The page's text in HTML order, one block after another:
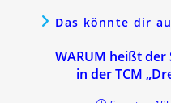
Das könnte dir
WARUM heißt
in der TCM